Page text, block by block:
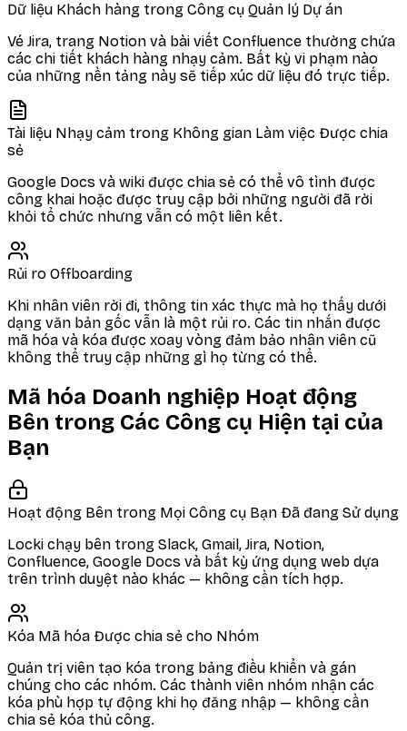
Dữ liệu Khách hàng trong Công cụ Quản lý Dự án
Vé Jira, trang Notion và bài viết Confluence thường chứa
các chi tiết khách hàng nhạy cảm. Bất kỳ vi phạm nào
của những nền tảng này sẽ tiếp xúc dữ liệu đó trực tiếp.
Tài liệu Nhạy cảm trong Không gian Làm việc Được chia
sẻ
Google Docs và wiki được chia sẻ có thể vô tình được
công khai hoặc được truy cập bởi những người đã rời
khỏi tổ chức nhưng vẫn có một liên kết.
Rủi ro Offboarding
Khi nhân viên rời đi, thông tin xác thực mà họ thấy dưới
dạng văn bản gốc vẫn là một rủi ro. Các tin nhắn được
mã hóa và kóa được xoay vòng đảm bảo nhân viên cũ
không thể truy cập những gì họ từng có thể.
Mã hóa Doanh nghiệp Hoạt động
Bên trong Các Công cụ Hiện tại của
Bạn
Hoạt động Bên trong Mọi Công cụ Bạn Đã đang Sử dụng
Locki chạy bên trong Slack, Gmail, Jira, Notion,
Confluence, Google Docs và bất kỳ ứng dụng web dựa
trên trình duyệt nào khác — không cần tích hợp.
Kóa Mã hóa Được chia sẻ cho Nhóm
Quản trị viên tạo kóa trong bảng điều khiển và gán
chúng cho các nhóm. Các thành viên nhóm nhận các
kóa phù hợp tự động khi họ đăng nhập — không cần
chia sẻ kóa thủ công.